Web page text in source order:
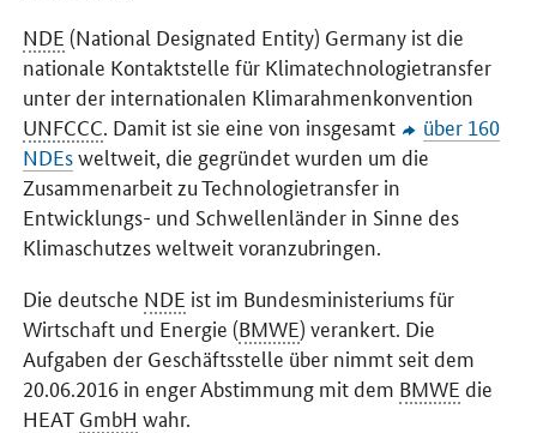
NDE (National Designated Entity) Germany ist die
nationale Kontaktstelle für Klimatechnologietransfer
unter der internationalen Klimarahmenkonvention
UNFCCC. Damit ist sie eine von insgesamt
über 160
NDEsweltweit, die gegründet wurden um die
Zusammenarbeit zu Technologietransfer in
Entwicklungs- und Schwellenländer in Sinne des
Klimaschutzes weltweit voranzubringen.
Die deutsche NDE ist im Bundesministeriums für
Wirtschaft und Energie (BMWE) verankert. Die
Aufgaben der Geschäftsstelle über nimmt seit dem
20.06.2016 in enger Abstimmung mit dem BMWE die
HEAT GmbH wahr.